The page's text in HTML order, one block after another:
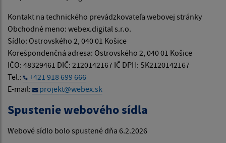
Kontakt na technického prevádzkovateľa webovej stránky
Obchodné meno: webex.digital s.r.o.
Sídlo: Ostrovského 2, 040 01 Košice
Korešpondenčná adresa: Ostrovského 2, 040 01 Košice
IČO: 48329461 DIČ: 2120142167 IČ DPH: SK2120142167
Tel.:
+421 918 699 666
E-mail:
projekt@webex.sk
Spustenie webového sídla
Webové sídlo bolo spustené dňa 6.2.2026